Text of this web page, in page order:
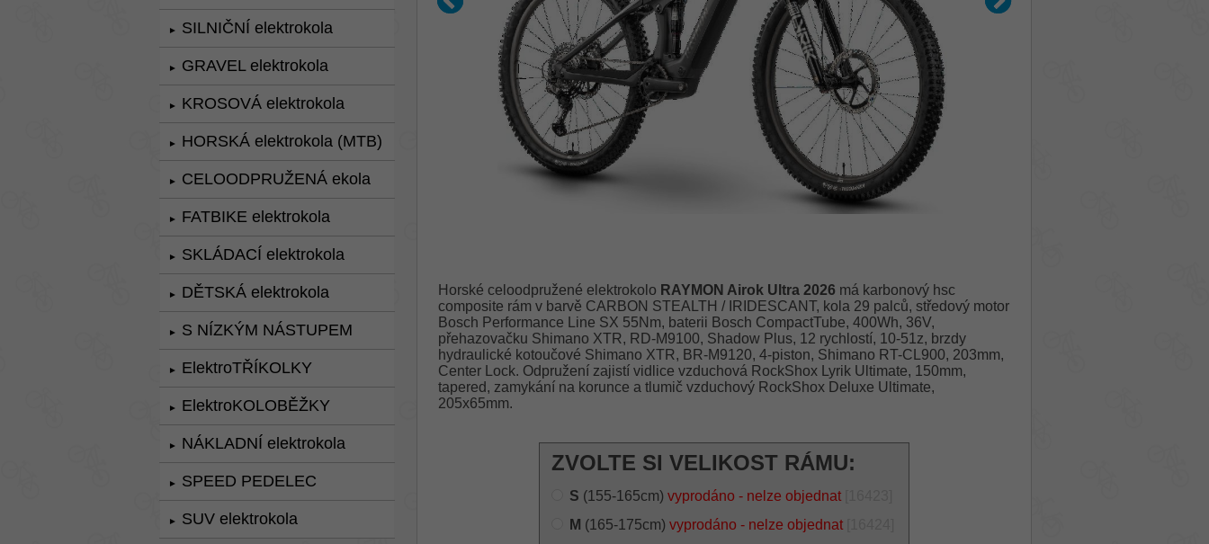
► SILNIČNÍ elektrokola
► GRAVEL elektrokola
► KROSOVÁ elektrokola
► HORSKÁ elektrokola (MTB)
► CELOODPRUŽENÁ ekola
► FATBIKE elektrokola
► SKLÁDACÍ elektrokola
► DĚTSKÁ elektrokola
► S NÍZKÝM NÁSTUPEM
► ElektroTŘÍKOLKY
► ElektroKOLOBĚŽKY
► NÁKLADNÍ elektrokola
► SPEED PEDELEC
► SUV elektrokola
Horské celoodpružené elektrokolo RAYMON Airok Ultra 2026 má karbonový hsc
composite rám v barvě CARBON STEALTH / IRIDESCANT, kola 29 palců, středový motor
Bosch Performance Line SX 55Nm, baterii Bosch CompactTube, 400Wh, 36V,
přehazovačku Shimano XTR, RD-M9100, Shadow Plus, 12 rychlostí, 10-51z, brzdy
hydraulické kotoučové Shimano XTR, BR-M9120, 4-piston, Shimano RT-CL900, 203mm,
Center Lock. Odpružení zajistí vidlice vzduchová RockShox Lyrik Ultimate, 150mm,
tapered, zamykání na korunce a tlumič vzduchový RockShox Deluxe Ultimate,
205x65mm.
ZVOLTE SI VELIKOST RÁMU:
S (155-165cm) vyprodáno - nelze objednat
M (165-175cm) vyprodáno - nelze objednat